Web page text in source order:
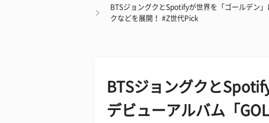
BTSジョングクとSpotifyが世界を「ゴールデン
クなどを展開！ #Z世代Pick
BTSジョングクと
デビューアルバム「